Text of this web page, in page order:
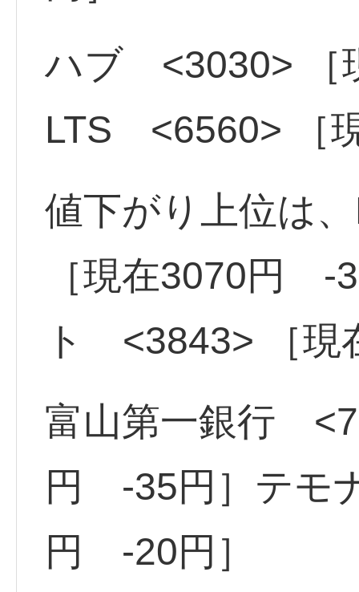
ハブ <3030> ［
LTS <6560> ［
値下がり上位は
［現在3070円 -
ト <3843> ［
富山第一銀行
円 -35円］テモ
円 -20円］